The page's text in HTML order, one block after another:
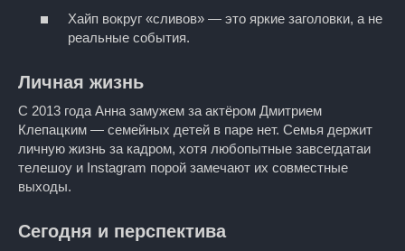
Хайп вокруг «сливов» — это яркие заголовки, а не
реальные события.
Личная жизнь
С 2013 года Анна замужем за актёром Дмитрием
Клепацким — семейных детей в паре нет. Семья держит
личную жизнь за кадром, хотя любопытные завсегдатаи
телешоу и Instagram порой замечают их совместные
выходы.
Сегодня и перспектива